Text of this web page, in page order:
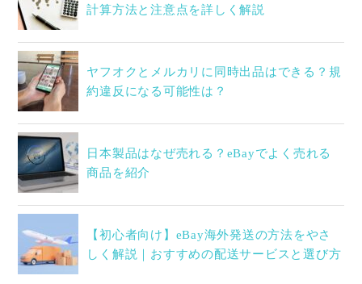
計算方法と注意点を詳しく解説
ヤフオクとメルカリに同時出品はできる？規
約違反になる可能性は？
日本製品はなぜ売れる？eBayでよく売れる
商品を紹介
【初心者向け】eBay海外発送の方法をやさ
しく解説｜おすすめの配送サービスと選び方